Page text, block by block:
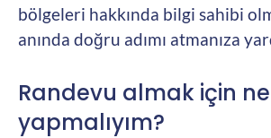
bölgeleri hakkında bilgi sahibi
anında doğru adımı atmanıza
Randevu almak için ne
yapmalıyım?